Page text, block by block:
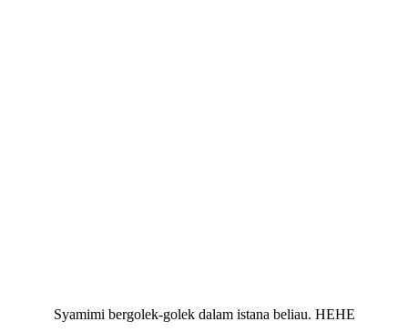
Syamimi bergolek-golek dalam istana beliau. HEHE